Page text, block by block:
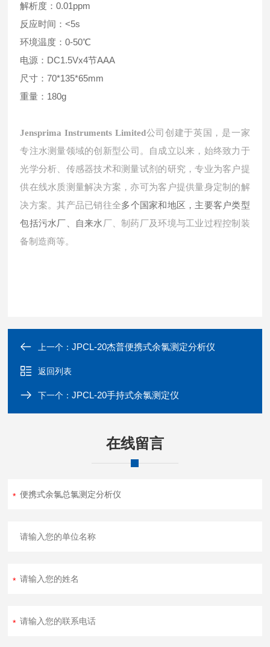
解析度：0.01ppm
反应时间：<5s
环境温度：0-50℃
电源：DC1.5Vx4节AAA
尺寸：70*135*65mm
重量：180g
Jensprima Instruments Limited公司创建于英国，是一家
专注水测量领域的创新型公司。自成立以来，始终致力于
光学分析、传感器技术和测量试剂的研究，专业为客户提
供在线水质测量解决方案，亦可为客户提供量身定制的解
决方案。其产品已销往全多个国家和地区，主要客户类型
包括污水厂、自来水 厂、制药厂及环境与工业过程控制装
备制造商等。
上一个：JPCL-20杰普便携式余氯测定分析仪
返回列表
下一个：JPCL-20手持式余氯测定仪
在线留言